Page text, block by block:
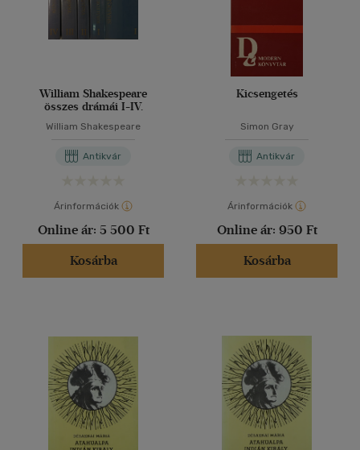
William Shakespeare
összes drámái I-IV.
William Shakespeare
Antikvár
Árinformációk
Online ár: 5 500 Ft
Kosárba
Kicsengetés
Simon Gray
Antikvár
Árinformációk
Online ár: 950 Ft
Kosárba